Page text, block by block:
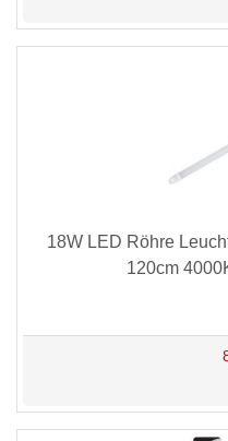
18W LED Röhre
120cm